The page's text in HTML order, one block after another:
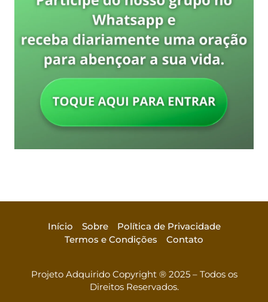
Início Sobre
Política de Privacidade
Termos e Condições
Contato
Projeto Adquirido Copyright ® 2025 – Todos os
Direitos Reservados.